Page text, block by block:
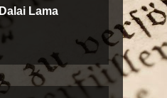
Dalai Lama